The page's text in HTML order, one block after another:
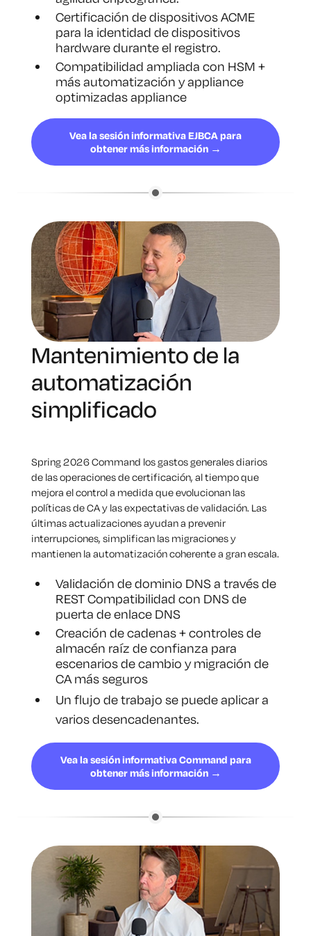
Certificación de dispositivos ACME
para la identidad de dispositivos
hardware durante el registro.
Compatibilidad ampliada con HSM +
más automatización y appliance
optimizadas appliance
Vea la sesión informativa EJBCA para
obtener más información →
Mantenimiento de la
automatización
simplificado
Spring 2026 Command los gastos generales diarios
de las operaciones de certificación, al tiempo que
mejora el control a medida que evolucionan las
políticas de CA y las expectativas de validación. Las
últimas actualizaciones ayudan a prevenir
interrupciones, simplifican las migraciones y
mantienen la automatización coherente a gran escala.
Validación de dominio DNS a través de
REST Compatibilidad con DNS de
puerta de enlace DNS
Creación de cadenas + controles de
almacén raíz de confianza para
escenarios de cambio y migración de
CA más seguros
Un flujo de trabajo se puede aplicar a
varios desencadenantes.
Vea la sesión informativa Command para
obtener más información →